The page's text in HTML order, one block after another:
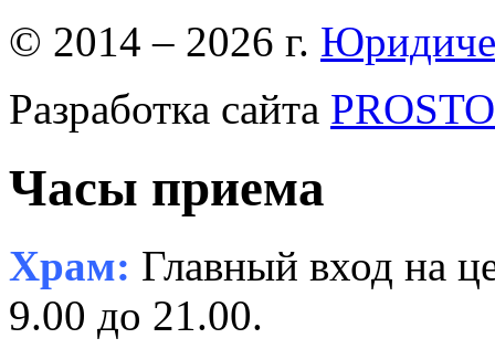
© 2014 – 2026 г.
Разработка сайта
Часы приема
Храм: Главный вход на
9.00 до 21.00.